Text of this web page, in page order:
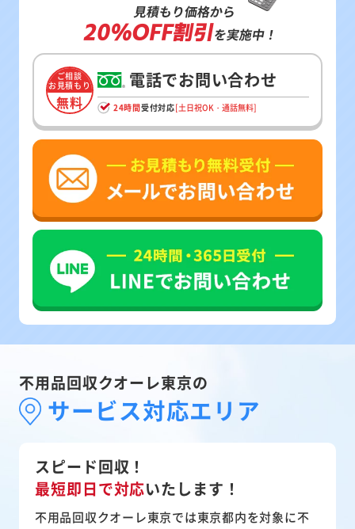
見積もり価格から
20%OFF割引を実施中！
ご相談
お見積もり
無料
電話でお問い合わせ
24時間受付対応[土日祝OK・通話無料]
不用品回収クオーレ東京の
サービス対応エリア
スピード回収！
最短即日で対応いたします！
不用品回収クオーレ東京では東京都内を対象に不